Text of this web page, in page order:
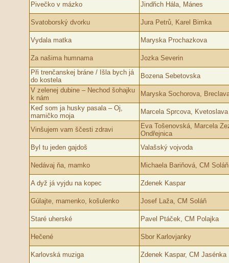
Pivečko v mázko Jindřich Hála, Mánes
Svatoborský dvorku Jura Petrů, Karel Bimka
Vydala matka Maryska Prochazkova
Za našima humnama
Jozka Severin
Při trenčanskej bráne / Išla bych já
do kostela
Bozena Sebetovska
V zelenej dubine – Nechod šohajku
k nám
Maryska Sochorova,
Keď som ja husky pasala – Oj,
mamičko moja
Marcela Sprcova,
Vinšujem vam ščesti zdravi
Eva Tošenovská, Marcela
Ondřejnica
Byl tu jeden gajdoš
Valašský vojvoda
Nedávaj ňa, mamko Michaela Bariňová, CM Soláň
A dyž já vyjdu na kopec Zdenek Kaspar
Gúlajte, mamenko, košulenko Josef Laža, CM Soláň
Staré uherské Pavel Ptáček, CM Polajka
Hečené Sbor Karlovjanky
Karlovská muziga Zdenek Kaspar, CM Jasénka